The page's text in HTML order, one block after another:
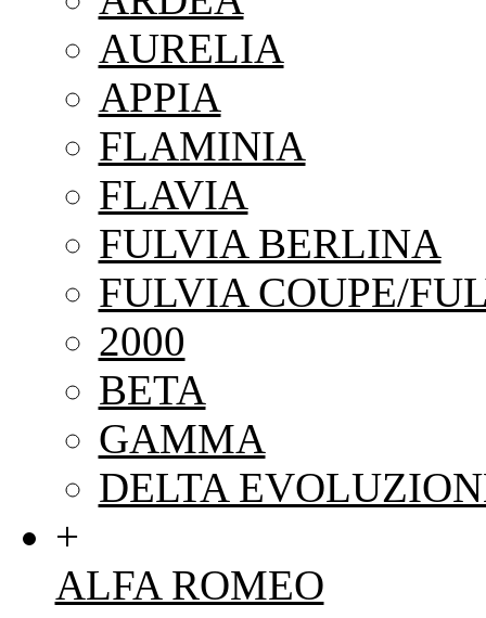
AURELIA
APPIA
FLAMINIA
FLAVIA
FULVIA BERLINA
FULVIA COUPE/
2000
BETA
GAMMA
DELTA
+
ALFA ROMEO